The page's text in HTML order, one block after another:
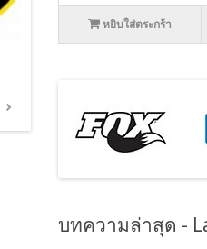
หยิบใส่ตระกร้า
บทความล่าสุด -